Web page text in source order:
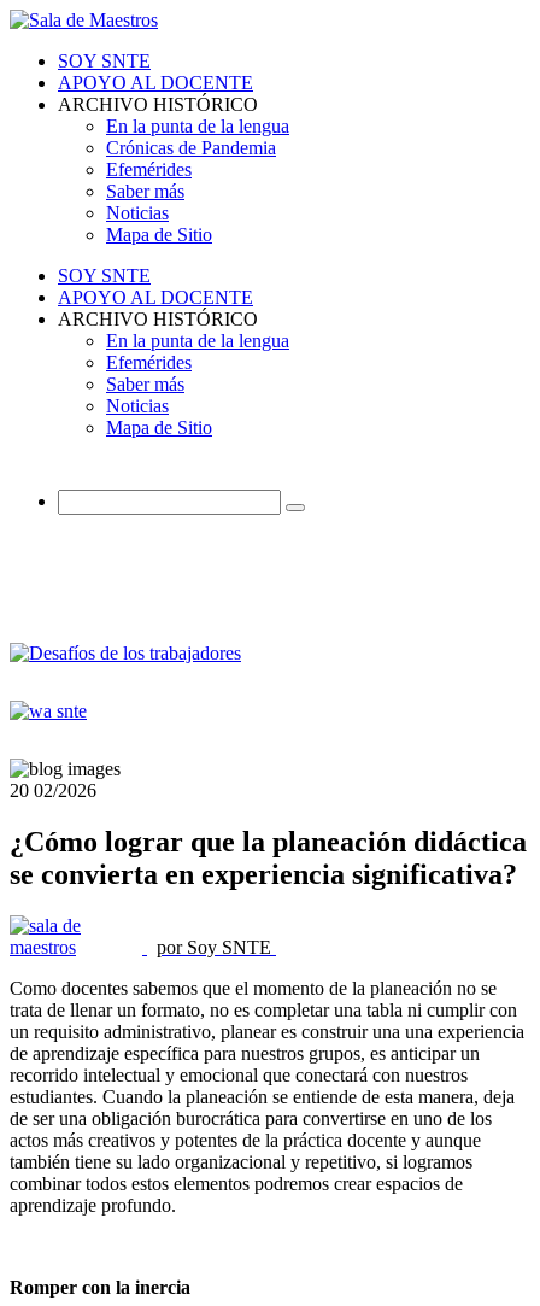
SOY SNTE
APOYO AL DOCENTE
ARCHIVO HISTÓRICO
En la punta de la lengua
Crónicas de Pandemia
Efemérides
Saber más
Noticias
Mapa de Sitio
SOY SNTE
APOYO AL DOCENTE
ARCHIVO HISTÓRICO
En la punta de la lengua
Efemérides
Saber más
Noticias
Mapa de Sitio
20 02/2026
¿Cómo lograr que la planeación didáctica
se convierta en experiencia significativa?
por Soy SNTE
Como docentes sabemos que el momento de la planeación no se
trata de llenar un formato, no es completar una tabla ni cumplir con
un requisito administrativo, planear es construir una una experiencia
de aprendizaje específica para nuestros grupos, es anticipar un
recorrido intelectual y emocional que conectará con nuestros
estudiantes. Cuando la planeación se entiende de esta manera, deja
de ser una obligación burocrática para convertirse en uno de los
actos más creativos y potentes de la práctica docente y aunque
también tiene su lado organizacional y repetitivo, si logramos
combinar todos estos elementos podremos crear espacios de
aprendizaje profundo.
Romper con la inercia